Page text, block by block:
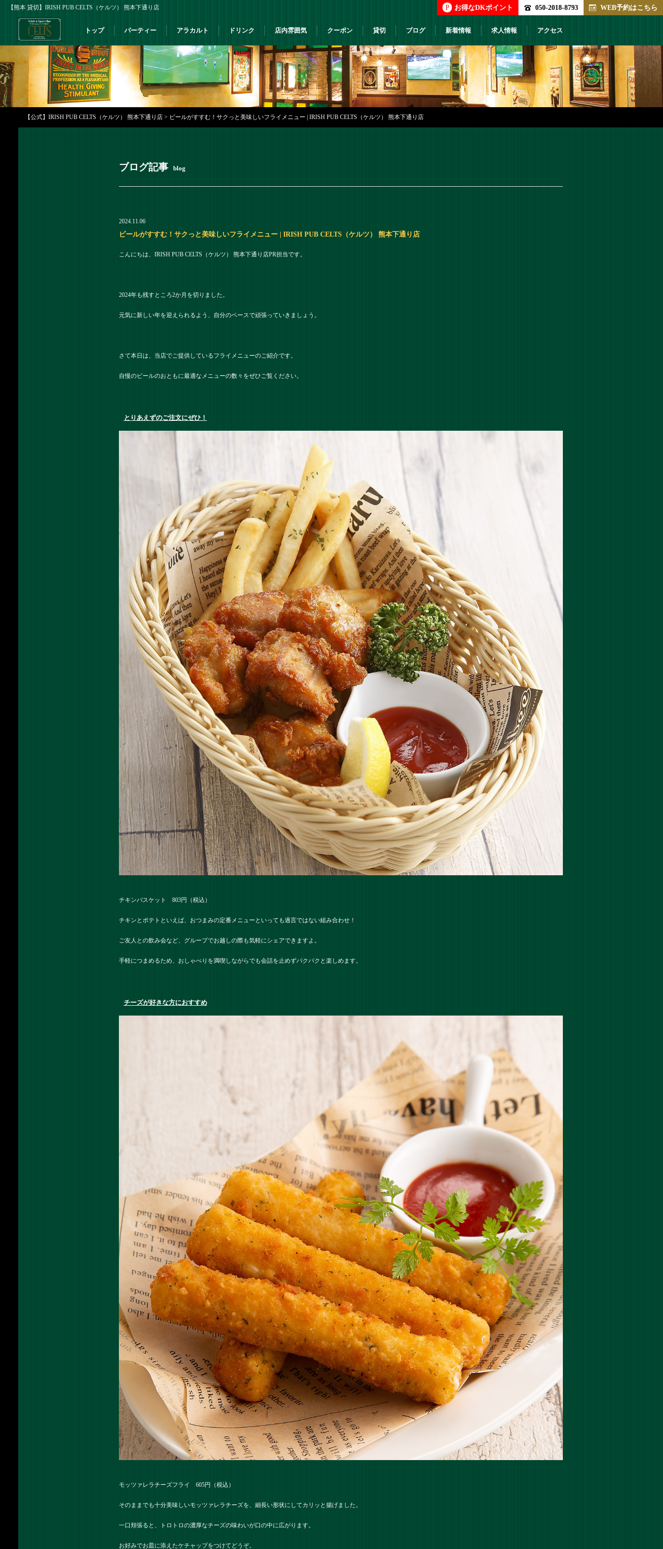
【熊本 貸切】IRISH PUB CELTS（ケルツ） 熊本下通り店 P お得なDKポイント 050-2018-8793 WEB予約はこちら
トップ パーティー アラカルト ドリンク 店内雰囲気 クーポン 貸切 ブログ 新着情報 求人情報 アクセス
【公式】IRISH PUB CELTS（ケルツ） 熊本下通り店 > ビールがすすむ！サクっと美味しいフライメニュー | IRISH PUB CELTS（ケルツ） 熊本下通り店
ブログ記事 blog
2024.11.06
ビールがすすむ！サクっと美味しいフライメニュー | IRISH PUB CELTS（ケルツ） 熊本下通り店
こんにちは、IRISH PUB CELTS（ケルツ） 熊本下通り店PR担当です。
2024年も残すところ2か月を切りました。
元気に新しい年を迎えられるよう、自分のペースで頑張っていきましょう。
さて本日は、当店でご提供しているフライメニューのご紹介です。
自慢のビールのおともに最適なメニューの数々をぜひご覧ください。
とりあえずのご注文にぜひ！
チキンバスケット 803円（税込）
チキンとポテトといえば、おつまみの定番メニューといっても過言ではない組み合わせ！
ご友人との飲み会など、グループでお越しの際も気軽にシェアできますよ。
手軽につまめるため、おしゃべりを満喫しながらでも会話を止めずパクパクと楽しめます。
チーズが好きな方におすすめ
モッツァレラチーズフライ 605円（税込）
そのままでも十分美味しいモッツァレラチーズを、細長い形状にしてカリッと揚げました。
一口頬張ると、トロトロの濃厚なチーズの味わいが口の中に広がります。
お好みでお皿に添えたケチャップをつけてどうぞ。